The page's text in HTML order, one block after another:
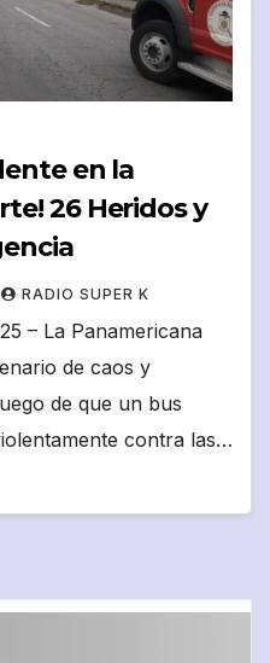
en la
26 Heridos y
RADIO SUPER K
– La Panamericana
de caos y
de que un bus
contra las…